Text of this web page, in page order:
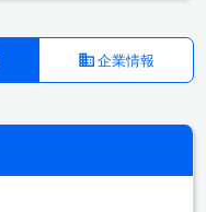
企業情報